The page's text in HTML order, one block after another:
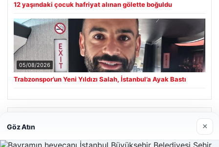
12 yaşındaki çocuk hafriyat alınan gölette boğuldu
05/08/2026
Trabzonspor’un Yeni Yıldızı Salah, İstanbul’a Ayak Bastı
Hastaş Beton
Göz Atın ×